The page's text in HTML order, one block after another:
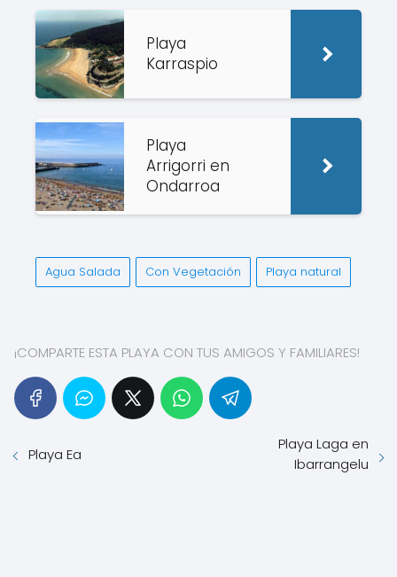
Playa
Karraspio
Playa
Arrigorri en
Ondarroa
Agua Salada Con Vegetación Playa natural
¡COMPARTE ESTA PLAYA CON TUS AMIGOS Y FAMILIARES!
Playa Ea
Playa Laga en
Ibarrangelu